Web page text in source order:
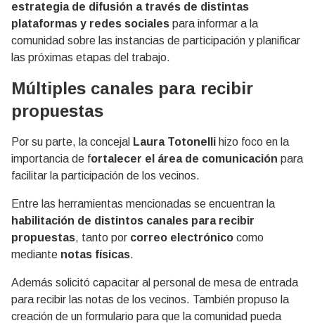
estrategia de difusión a través de distintas
plataformas y redes sociales para informar a la
comunidad sobre las instancias de participación y planificar
las próximas etapas del trabajo.
Múltiples canales para recibir
propuestas
Por su parte, la concejal Laura Totonelli hizo foco en la
importancia de fortalecer el área de comunicación para
facilitar la participación de los vecinos.
Entre las herramientas mencionadas se encuentran la
habilitación de distintos canales para recibir
propuestas, tanto por correo electrónico como
mediante notas físicas.
Además solicitó capacitar al personal de mesa de entrada
para recibir las notas de los vecinos. También propuso la
creación de un formulario para que la comunidad pueda